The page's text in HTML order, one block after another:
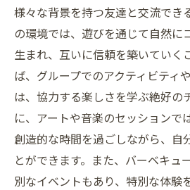
様々な背景を持つ友達と交流でき
の環境では、遊びを通じて自然に
生まれ、互いに信頼を築いていく
ば、グループでのアクティビティ
は、協力する楽しさを学ぶ絶好の
に、アートや音楽のセッションで
創造的な時間を過ごしながら、自
とができます。また、バーベキュ
別なイベントもあり、特別な体験